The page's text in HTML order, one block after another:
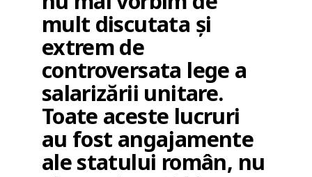
mult discutata și
extrem de
controversata lege a
salarizării unitare.
Toate aceste lucruri
au fost angajamente
ale statului român, nu